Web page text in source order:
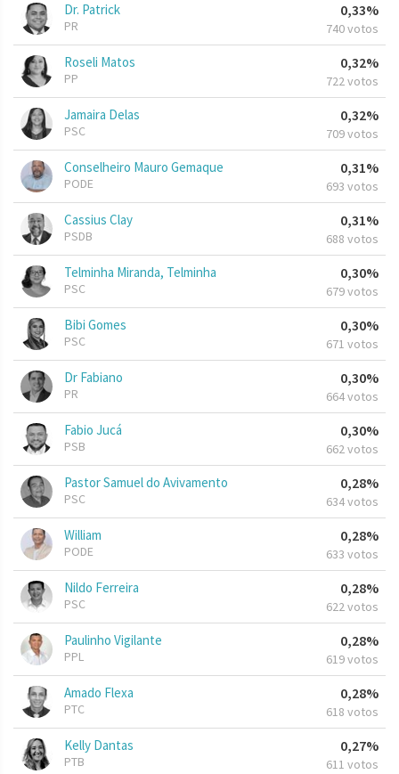
Dr. Patrick
PR
0,33%
740 votos
Roseli Matos
PP
0,32%
722 votos
Jamaira Delas
PSC
0,32%
709 votos
Conselheiro Mauro Gemaque
PODE
0,31%
693 votos
Cassius Clay
PSDB
0,31%
688 votos
Telminha Miranda, Telminha
PSC
0,30%
679 votos
Bibi Gomes
PSC
0,30%
671 votos
Dr Fabiano
PR
0,30%
664 votos
Fabio Jucá
PSB
0,30%
662 votos
Pastor Samuel do Avivamento
PSC
0,28%
634 votos
William
PODE
0,28%
633 votos
Nildo Ferreira
PSC
0,28%
622 votos
Paulinho Vigilante
PPL
0,28%
619 votos
Amado Flexa
PTC
0,28%
618 votos
Kelly Dantas
PTB
0,27%
611 votos